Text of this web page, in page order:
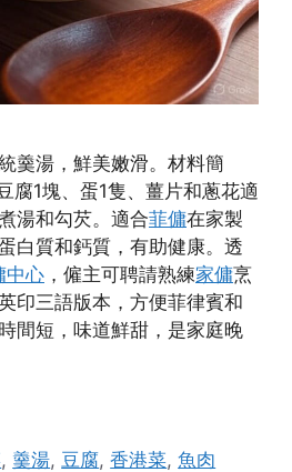
羹湯，鮮美嫩滑。材料簡
腐1塊、蛋1隻、薑片和蔥花適
湯和勾芡。適合菲傭在家製
白質和鈣質，有助健康。透
中心 ，僱主可聘請熟練家傭烹
印三語版本，方便菲律賓和
間短，味道鮮甜，是家庭晚
, 羹湯, 豆腐,香港菜,魚肉